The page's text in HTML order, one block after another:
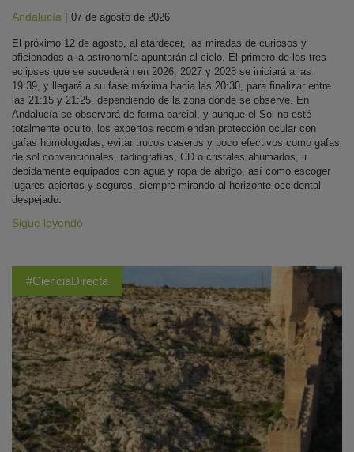
Andalucía | 07 de agosto de 2026
El próximo 12 de agosto, al atardecer, las miradas de curiosos y
aficionados a la astronomía apuntarán al cielo. El primero de los tres
eclipses que se sucederán en 2026, 2027 y 2028 se iniciará a las
19:39, y llegará a su fase máxima hacia las 20:30, para finalizar entre
las 21:15 y 21:25, dependiendo de la zona dónde se observe. En
Andalucía se observará de forma parcial, y aunque el Sol no esté
totalmente oculto, los expertos recomiendan protección ocular con
gafas homologadas, evitar trucos caseros y poco efectivos como gafas
de sol convencionales, radiografías, CD o cristales ahumados, ir
debidamente equipados con agua y ropa de abrigo, así como escoger
lugares abiertos y seguros, siempre mirando al horizonte occidental
despejado.
Sigue leyendo
#CienciaDirecta